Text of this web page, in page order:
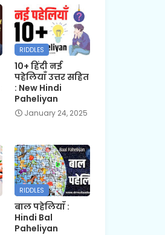
RIDDLES
10+ हिंदी नई
पहेलियाँ उत्तर सहित
: New Hindi
Paheliyan
January 24, 2025
RIDDLES
बाल पहेलियाँ :
Hindi Bal
Paheliyan